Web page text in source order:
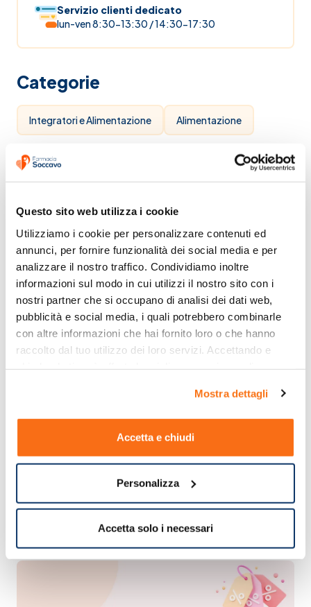
Questo sito web utilizza i cookie
Utilizziamo i cookie per personalizzare contenuti ed
annunci, per fornire funzionalità dei social media e per
analizzare il nostro traffico. Condividiamo inoltre
informazioni sul modo in cui utilizzi il nostro sito con i
nostri partner che si occupano di analisi dei dati web,
pubblicità e social media, i quali potrebbero combinarle
con altre informazioni che hai fornito loro o che hanno
raccolto dal tuo utilizzo dei loro servizi. Accettando e
Mostra dettagli
Accetta e chiudi
Personalizza
Accetta solo i necessari
Servizio clienti dedicato
lun-ven 8:30-13:30 / 14:30-17:30
Categorie
Integratori e Alimentazione Alimentazione